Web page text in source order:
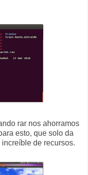
rar nos ahorramos
esto, que solo da
de recursos.